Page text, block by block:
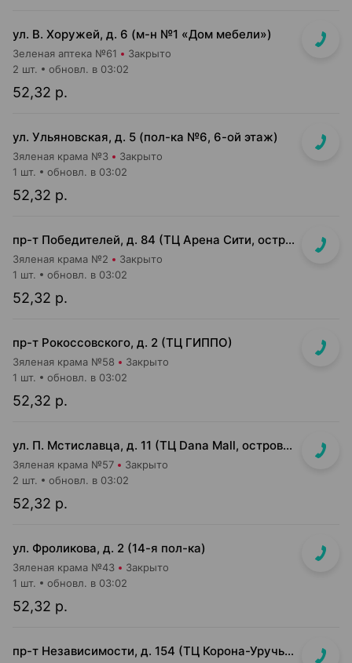
ул. В. Хоружей, д. 6 (м-н №1 «Дом мебели»)
Зеленая аптека №61 Закрыто
52,32 р.
2 шт. обновл. в 03:02
ул. Ульяновская, д. 5 (пол-ка №6, 6-ой этаж)
Зяленая крама №3 Закрыто
52,32 р.
1 шт. обновл. в 03:02
пр-т Победителей, д. 84 (ТЦ Арена Сити, островок напротив касс)
Зяленая крама №2 Закрыто
52,32 р.
1 шт. обновл. в 03:02
пр-т Рокоссовского, д. 2 (ТЦ ГИППО)
Зяленая крама №58 Закрыто
52,32 р.
1 шт. обновл. в 03:02
ул. П. Мстиславца, д. 11 (ТЦ Dana Mall, островок на 1 этаже)
Зяленая крама №57 Закрыто
52,32 р.
2 шт. обновл. в 03:02
ул. Фроликова, д. 2 (14-я пол-ка)
Зяленая крама №43 Закрыто
52,32 р.
1 шт. обновл. в 03:02
пр-т Независимости, д. 154 (ТЦ Корона-Уручье, прикассовая зона)